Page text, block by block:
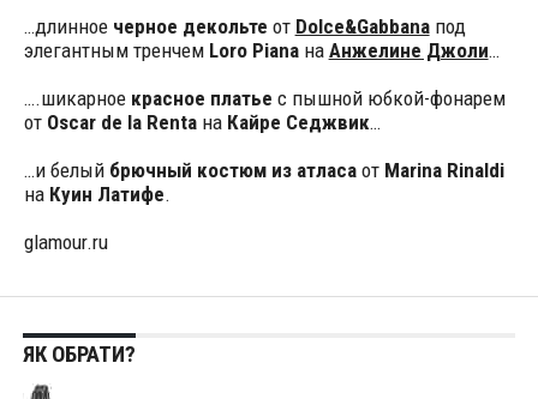
…длинное черное декольте от Dolce&Gabbanaпод
элегантным тренчем Loro Pianaна Анжелине Джоли…
….шикарное красное платье с пышной юбкой-фонарем
от Oscar de la Rentaна Кайре Седжвик…
…и белый брючный костюм из атласаот Marina Rinaldi
на Куин Латифе.
glamour.ru
ЯК ОБРАТИ?